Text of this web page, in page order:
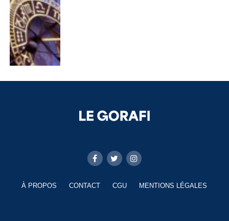
À PROPOS CONTACT CGU MENTIONS LÉGALES